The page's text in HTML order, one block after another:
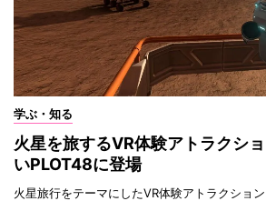
学ぶ・知る
火星を旅するVR体験アトラクシ
いPLOT48に登場
火星旅行をテーマにしたVR体験アトラクショ